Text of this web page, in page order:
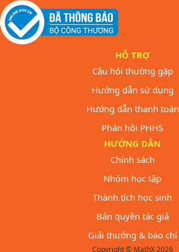
HỖ TRỢ
Câu hỏi thường gặp
Hướng dẫn sử dụng
Hướng dẫn thanh toán
Phản hồi PHHS
HƯỚNG DẪN
Chính sách
Nhóm học tập
Thành tích học sinh
Bản quyền tác giả
Giải thưởng & báo chí
Copyright © MathX 2026